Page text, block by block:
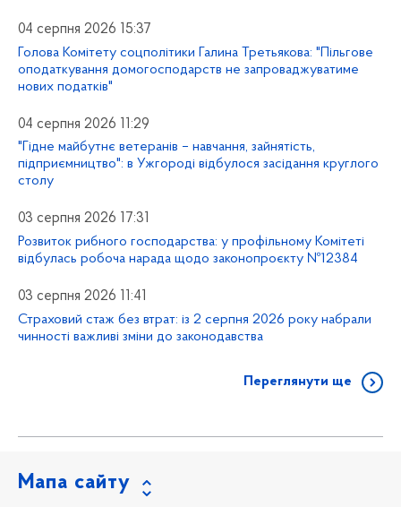
04 серпня 2026 15:37
Голова Комітету соцполітики Галина Третьякова: "Пільгове
оподаткування домогосподарств не запроваджуватиме
нових податків"
04 серпня 2026 11:29
"Гідне майбутнє ветеранів – навчання, зайнятість,
підприємництво": в Ужгороді відбулося засідання круглого
столу
03 серпня 2026 17:31
Розвиток рибного господарства: у профільному Комітеті
відбулась робоча нарада щодо законопроєкту №12384
03 серпня 2026 11:41
Страховий стаж без втрат: із 2 серпня 2026 року набрали
чинності важливі зміни до законодавства
Переглянути ще
Мапа сайту